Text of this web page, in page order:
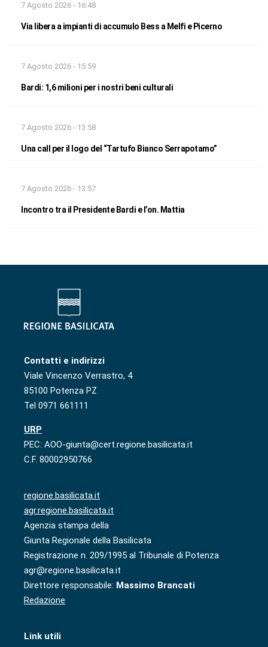
7 Agosto 2026 - 16:48
Via libera a impianti di accumulo Bess a Melfi e Picerno
7 Agosto 2026 - 15:59
Bardi: 1,6 milioni per i nostri beni culturali
7 Agosto 2026 - 13:58
Una call per il logo del “Tartufo Bianco Serrapotamo”
7 Agosto 2026 - 13:57
Incontro tra il Presidente Bardi e l’on. Mattia
Contatti e indirizzi
Viale Vincenzo Verrastro, 4
85100 Potenza PZ
Tel 0971 661111
URP
PEC: AOO-giunta@cert.regione.basilicata.it
C.F. 80002950766
regione.basilicata.it
agr.regione.basilicata.it
Agenzia stampa della
Giunta Regionale della Basilicata
Registrazione n. 209/1995 al Tribunale di Potenza
agr@regione.basilicata.it
Direttore responsabile: Massimo Brancati
Redazione
Link utili